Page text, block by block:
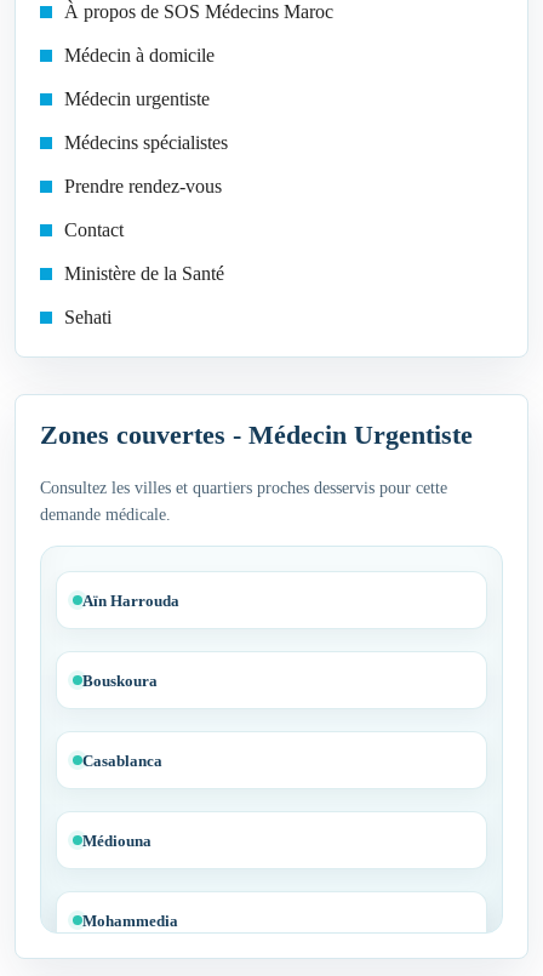
À propos de SOS Médecins Maroc
Médecin à domicile
Médecin urgentiste
Médecins spécialistes
Prendre rendez-vous
Contact
Ministère de la Santé
Sehati
Zones couvertes - Médecin Urgentiste
Consultez les villes et quartiers proches desservis pour cette
demande médicale.
Aïn Harrouda
Bouskoura
Casablanca
Médiouna
Mohammedia